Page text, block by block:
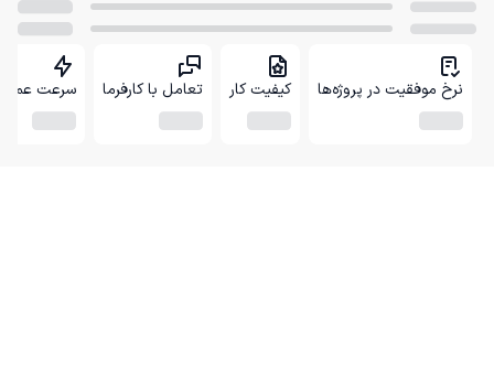
نرخ موفقیت در پروژه‌ها کیفیت کار تعامل با کارفرما سرعت عمل